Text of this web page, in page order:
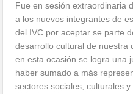
Fue en sesión extraordinaria
a los nuevos integrantes de
del IVC por aceptar se parte
desarrollo cultural de nuestra
en esta ocasión se logra una
haber sumado a más
sectores sociales, culturales